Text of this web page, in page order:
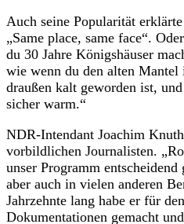
Auch seine Popularität
„Same place, same face“.
du 30 Jahre Königshäuser
wie wenn du den alten
draußen kalt geworden ist,
sicher warm.“
NDR-Intendant Joachim
vorbildlichen Journalisten.
unser Programm
aber auch in vielen anderen
Jahrzehnte lang habe er für
Dokumentationen gemacht